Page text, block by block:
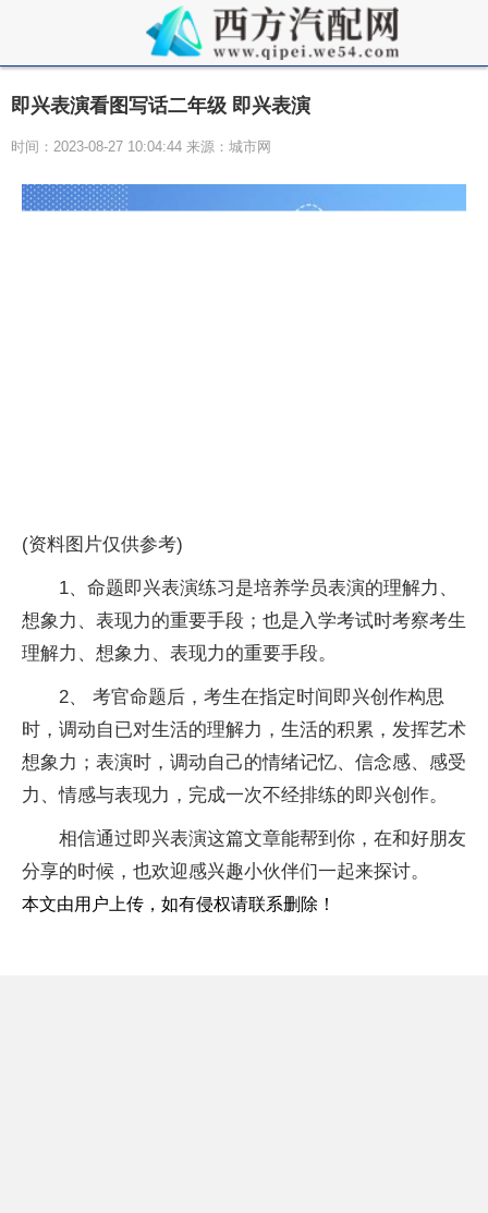
即兴表演看图写话二年级 即兴表演
时间：2023-08-27 10:04:44 来源：城市网
(资料图片仅供参考)
1、命题即兴表演练习是培养学员表演的理解力、
想象力、表现力的重要手段；也是入学考试时考察考生
理解力、想象力、表现力的重要手段。
2、 考官命题后，考生在指定时间即兴创作构思
时，调动自已对生活的理解力，生活的积累，发挥艺术
想象力；表演时，调动自己的情绪记忆、信念感、感受
力、情感与表现力，完成一次不经排练的即兴创作。
相信通过即兴表演这篇文章能帮到你，在和好朋友
分享的时候，也欢迎感兴趣小伙伴们一起来探讨。
本文由用户上传，如有侵权请联系删除！